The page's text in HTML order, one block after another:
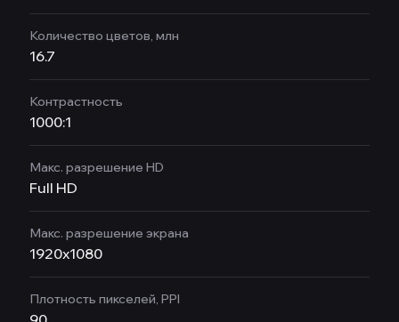
Количество цветов, млн
16.7
Контрастность
1000:1
Макс. разрешение HD
Full HD
Макс. разрешение экрана
1920x1080
Плотность пикселей, PPI